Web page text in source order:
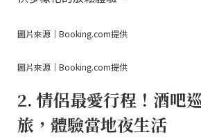
圖片來源｜Booking.com提供
圖片來源｜Booking.com提供
2. 情侶最愛行程！酒吧
旅，體驗當地夜生活